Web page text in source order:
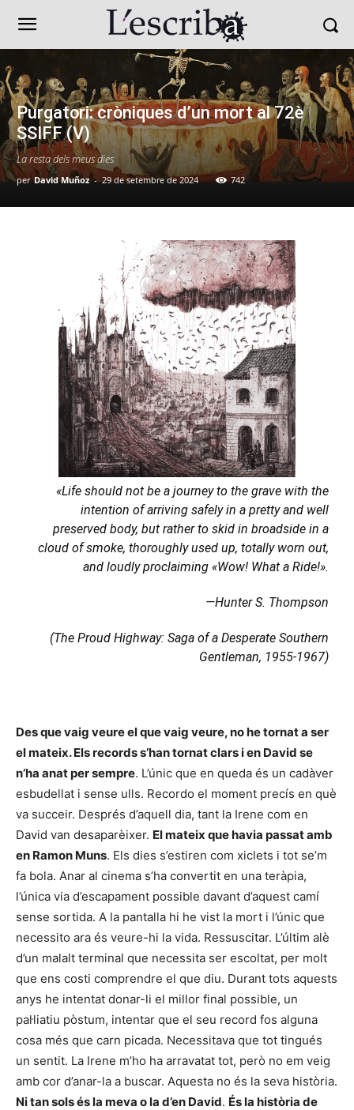
Purgatori: cròniques d’un mort al 72è
SSIFF (V)
La resta dels meus dies
per David Muñoz - 29 de setembre de 2024 742
«Life should not be a journey to the grave with the
intention of arriving safely in a pretty and well
preserved body, but rather to skid in broadside in a
cloud of smoke, thoroughly used up, totally worn out,
and loudly proclaiming «Wow! What a Ride!».
—Hunter S. Thompson
(The Proud Highway: Saga of a Desperate Southern
Gentleman, 1955-1967)
Des que vaig veure el que vaig veure, no he tornat a ser
el mateix. Els records s’han tornat clars i en David se
n’ha anat per sempre. L’únic que en queda és un cadàver
esbudellat i sense ulls. Recordo el moment precís en què
va succeir. Després d’aquell dia, tant la Irene com en
David van desaparèixer. El mateix que havia passat amb
en Ramon Muns. Els dies s’estiren com xiclets i tot se’m
fa bola. Anar al cinema s’ha convertit en una teràpia,
l’única via d’escapament possible davant d’aquest camí
sense sortida. A la pantalla hi he vist la mort i l’únic que
necessito ara és veure-hi la vida. Ressuscitar. L’últim alè
d’un malalt terminal que necessita ser escoltat, per molt
que ens costi comprendre el que diu. Durant tots aquests
anys he intentat donar-li el millor final possible, un
pal·liatiu pòstum, intentar que el seu record fos alguna
cosa més que carn picada. Necessitava que tot tingués
un sentit. La Irene m’ho ha arravatat tot, però no em veig
amb cor d’anar-la a buscar. Aquesta no és la seva història.
Ni tan sols és la meva o la d’en David. És la història de